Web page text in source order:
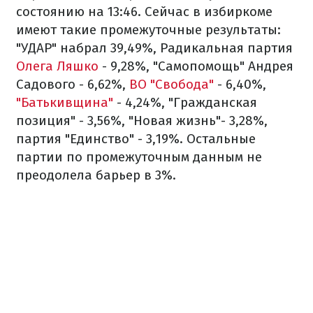
состоянию на 13:46. Сейчас в избиркоме
имеют такие промежуточные результаты:
"УДАР" набрал 39,49%, Радикальная партия
Олега Ляшко - 9,28%, "Самопомощь" Андрея
Садового - 6,62%, ВО "Свобода" - 6,40%,
"Батькивщина" - 4,24%, "Гражданская
позиция" - 3,56%, "Новая жизнь"- 3,28%,
партия "Единство" - 3,19%. Остальные
партии по промежуточным данным не
преодолела барьер в 3%.